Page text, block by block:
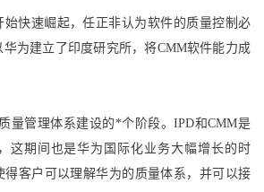
始快速崛起，任正非认为软件的质量控制必
为建立了印度研究所，将CMM软件能力成
量管理体系建设的*个阶段。IPD和CMM是
这期间也是华为国际化业务大幅增长的时
得客户可以理解华为的质量体系，并可以接